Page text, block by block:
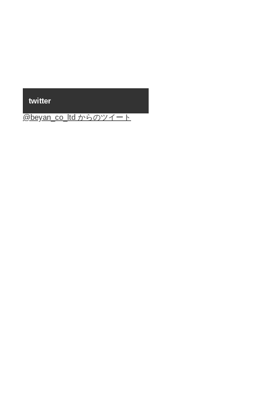
twitter
@beyan_co_ltd からのツイート